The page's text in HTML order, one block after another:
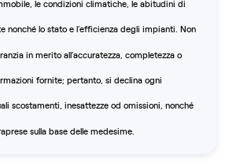
le condizioni climatiche, le abitudini di
nonché lo stato e l’efficienza degli impianti. Non
in merito all’accuratezza, completezza o
fornite; pertanto, si declina ogni
scostamenti, inesattezze od omissioni, nonché
sulla base delle medesime.